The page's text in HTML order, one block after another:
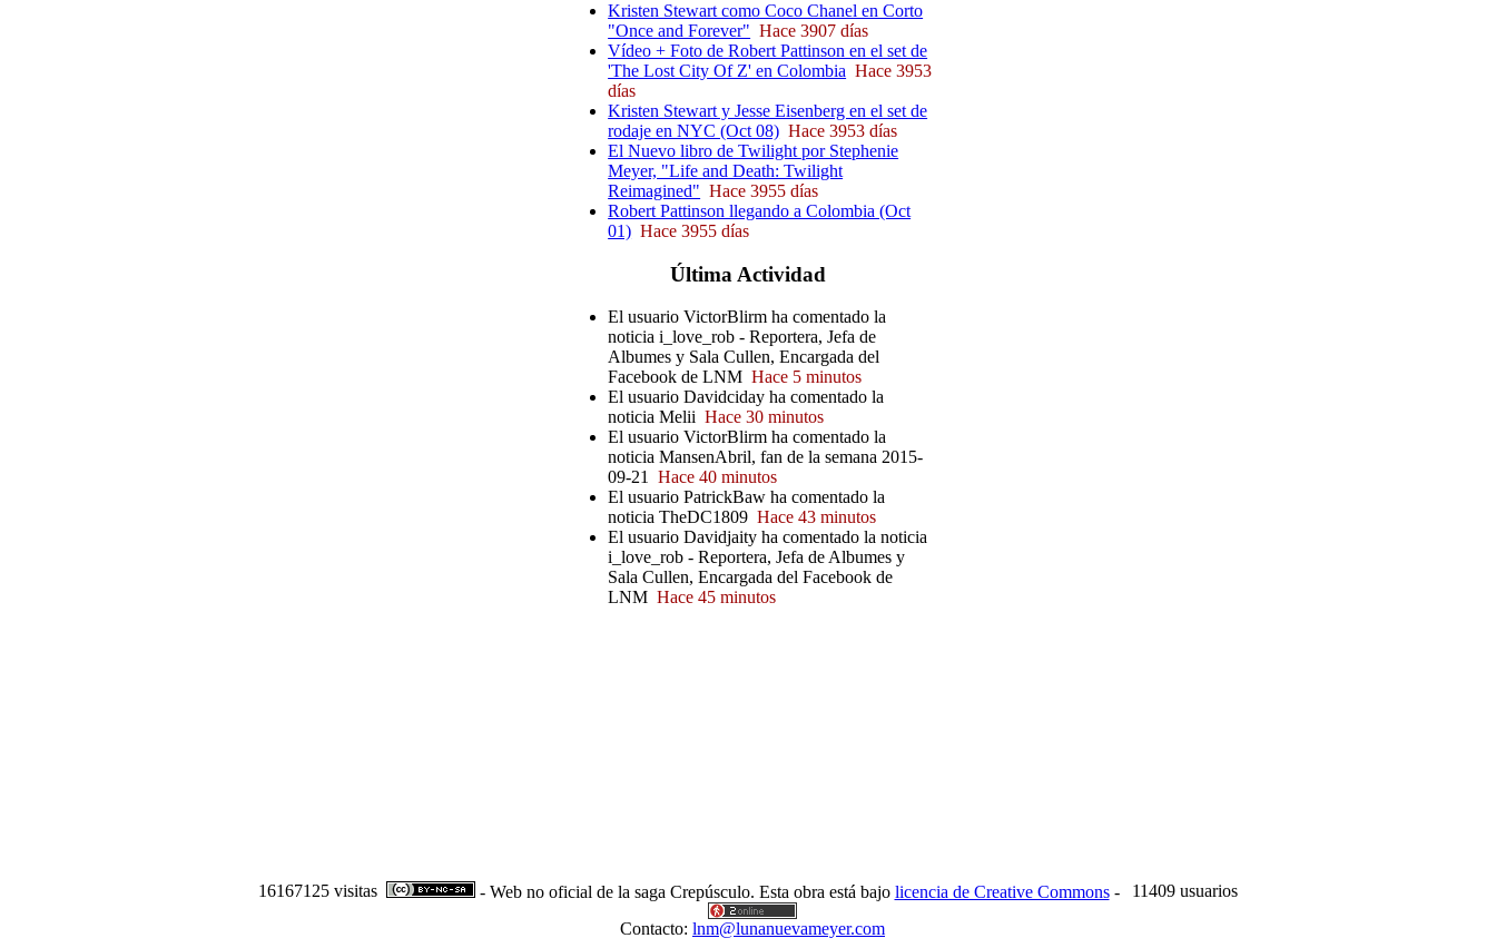
Kristen Stewart como Coco Chanel en Corto
"Once and Forever" Hace 3907 días
Vídeo + Foto de Robert Pattinson en el set de
'The Lost City Of Z' en Colombia Hace 3953
días
Kristen Stewart y Jesse Eisenberg en el set de
rodaje en NYC (Oct 08) Hace 3953 días
El Nuevo libro de Twilight por Stephenie
Meyer, "Life and Death: Twilight
Reimagined" Hace 3955 días
Robert Pattinson llegando a Colombia (Oct
01) Hace 3955 días
Última Actividad
El usuario VictorBlirm ha comentado la
noticia i_love_rob - Reportera, Jefa de
Albumes y Sala Cullen, Encargada del
Facebook de LNM Hace 5 minutos
El usuario Davidciday ha comentado la
noticia Melii Hace 30 minutos
El usuario VictorBlirm ha comentado la
noticia MansenAbril, fan de la semana 2015-
09-21
Hace 40 minutos
El usuario PatrickBaw ha comentado la
noticia TheDC1809 Hace 43 minutos
El usuario Davidjaity ha comentado la noticia
i_love_rob - Reportera, Jefa de Albumes y
Sala Cullen, Encargada del Facebook de
LNM Hace 45 minutos
16167125 visitas - Web no oficial de la saga Crepúsculo. Esta obra está bajo licencia de Creative Commons-
Contacto: lnm@lunanuevameyer.com
11409 usuarios